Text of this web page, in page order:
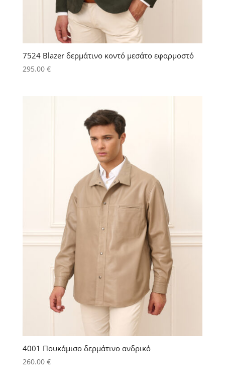
7524 Blazer δερμάτινο κοντό μεσάτο εφαρμοστό
295.00 €
4001 Πουκάμισο δερμάτινο ανδρικό
260.00 €